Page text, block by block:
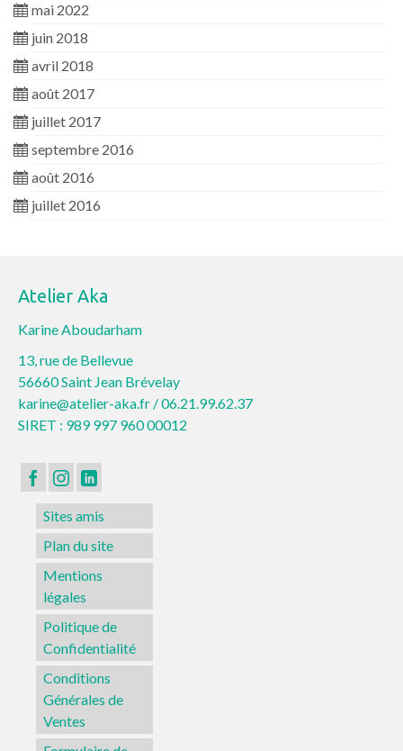
mai 2022
juin 2018
avril 2018
août 2017
juillet 2017
septembre 2016
août 2016
juillet 2016
Atelier Aka
Karine Aboudarham
13, rue de Bellevue
56660 Saint Jean Brévelay
karine@atelier-aka.fr /06.21.99.62.37
SIRET : 989 997 960 00012
Sites amis
Plan du site
Mentions
légales
Politique de
Confidentialité
Conditions
Générales de
Ventes